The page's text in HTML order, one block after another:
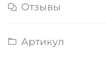
Отзывы
Артикул